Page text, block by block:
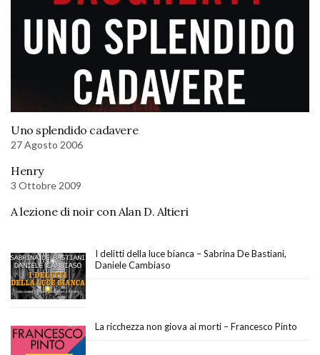
Uno splendido cadavere
27 Agosto 2006
Henry
3 Ottobre 2009
A lezione di noir con Alan D. Altieri
I delitti della luce bianca – Sabrina De Bastiani,
Daniele Cambiaso
La ricchezza non giova ai morti – Francesco Pinto